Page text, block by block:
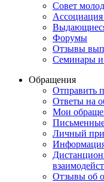
Совет
Форумы
Отзывы
Семинары и
Обращения
Отправить
Ответы на
Мои
Личный
Отзывы об